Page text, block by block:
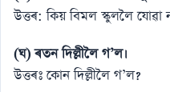
উত্তৰ: কিয় বিমল স্কুললৈ যােৱা
(ঘ) ৰতন দিল্লীলৈ গ’ল।
উত্তৰঃ কোন দিল্লীলৈ গ’ল?